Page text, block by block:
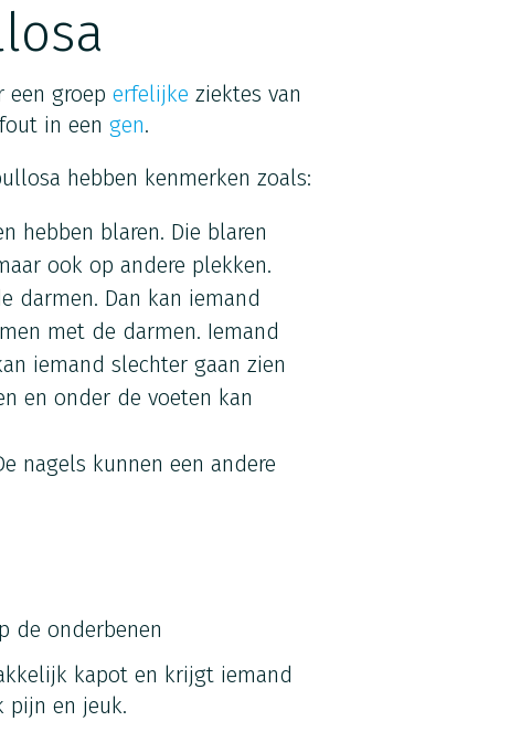
een groep erfelijke ziektes van
in een gen.
hebben kenmerken zoals:
hebben blaren. Die blaren
ook op andere plekken.
darmen. Dan kan iemand
met de darmen. Iemand
iemand slechter gaan zien
en onder de voeten kan
nagels kunnen een andere
de onderbenen
kapot en krijgt iemand
pijn en jeuk.